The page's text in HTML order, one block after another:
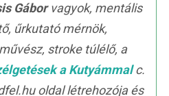
Gáborvagyok, mentális
űrkutató mérnök,
stroke túlélő, a
a Kutyámmalc.
oldal létrehozója és